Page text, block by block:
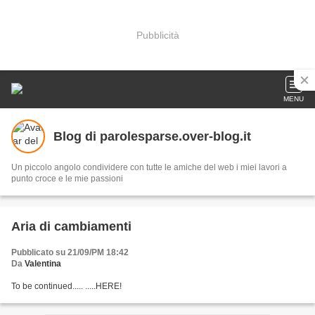
Pubblicità
MENU
Blog di parolesparse.over-blog.it
Un piccolo angolo condividere con tutte le amiche del web i miei lavori a
punto croce e le mie passioni
Aria di cambiamenti
Pubblicato su 21/09/PM 18:42
Da Valentina
To be continued..... .....HERE!